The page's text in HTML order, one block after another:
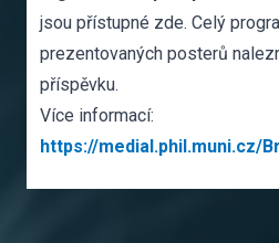
jsou přístupné zde. Celý
prezentovaných posterů
příspěvku.
Více informací:
https://medial.phil.muni.cz/